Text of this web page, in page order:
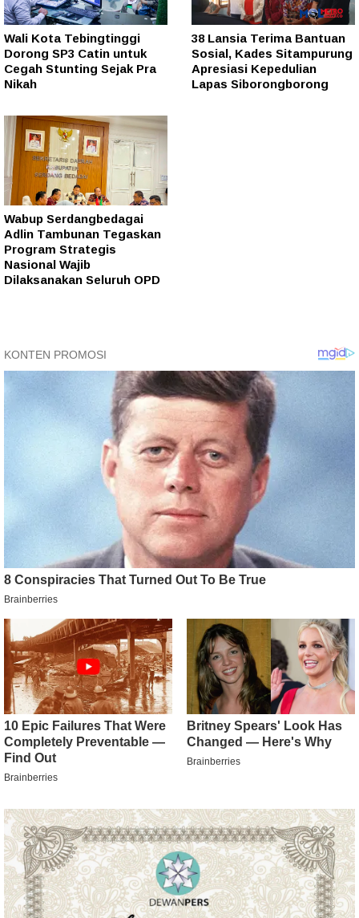
Wali Kota Tebingtinggi
Dorong SP3 Catin untuk
Cegah Stunting Sejak Pra
Nikah
38 Lansia Terima Bantuan
Sosial, Kades Sitampurung
Apresiasi Kepedulian
Lapas Siborongborong
Wabup Serdangbedagai
Adlin Tambunan Tegaskan
Program Strategis
Nasional Wajib
Dilaksanakan Seluruh OPD